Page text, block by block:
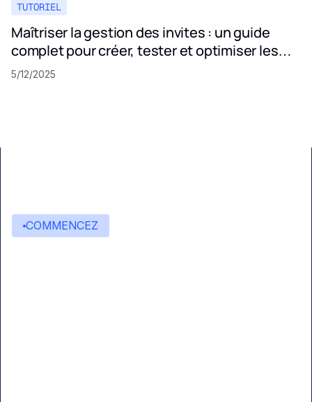
TUTORIEL
Maîtriser la gestion des invites : un guide
complet pour créer, tester et optimiser les
invites LLM
5/12/2025
COMMENCEZ